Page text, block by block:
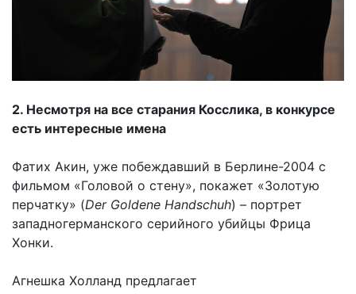
2. Несмотря на все старания Косслика, в конкурсе
есть интересные имена
Фатих Акин, уже побеждавший в Берлине-2004 с
фильмом «Головой о стену», покажет «Золотую
перчатку» (Der Goldene Handschuh) – портрет
западногерманского серийного убийцы Фрица
Хонки.
Агнешка Холланд предлагает